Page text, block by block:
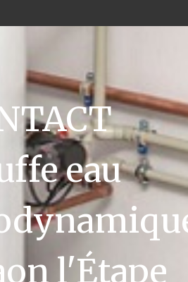
eau
l'Étape